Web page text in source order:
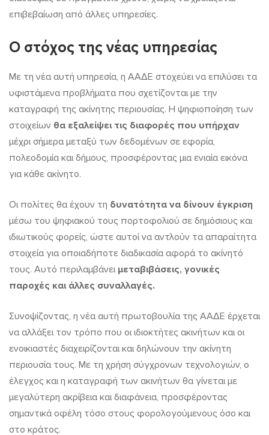
επιβεβαίωση από άλλες υπηρεσίες.
Ο στόχος της νέας υπηρεσίας
Με τη νέα αυτή υπηρεσία, η ΑΑΔΕ στοχεύει να επιλύσει τα
υφιστάμενα προβλήματα που σχετίζονται με την
καταγραφή της ακίνητης περιουσίας. Η ψηφιοποίηση των
στοιχείων θα εξαλείψει τις διαφορές που υπήρχαν
μέχρι σήμερα μεταξύ των δεδομένων σε εφορία,
πολεοδομία και δήμους, προσφέροντας μια ενιαία εικόνα
για κάθε ακίνητο.
Οι πολίτες θα έχουν τη δυνατότητα να δίνουν έγκριση
μέσω του ψηφιακού τους πορτοφολιού σε δημόσιους και
ιδιωτικούς φορείς, ώστε αυτοί να αντλούν τα απαραίτητα
στοιχεία για οποιαδήποτε διαδικασία αφορά το ακίνητό
τους. Αυτό περιλαμβάνει μεταβιβάσεις, γονικές
παροχές και άλλες συναλλαγές.
Συνοψίζοντας, η νέα αυτή πρωτοβουλία της ΑΑΔΕ έρχεται
να αλλάξει τον τρόπο που οι ιδιοκτήτες ακινήτων και οι
ενοικιαστές διαχειρίζονται και δηλώνουν την ακίνητη
περιουσία τους. Με τη χρήση σύγχρονων τεχνολογιών, ο
έλεγχος και η καταγραφή των ακινήτων θα γίνεται με
μεγαλύτερη ακρίβεια και διαφάνεια, προσφέροντας
σημαντικά οφέλη τόσο στους φορολογούμενους όσο και
στο κράτος.